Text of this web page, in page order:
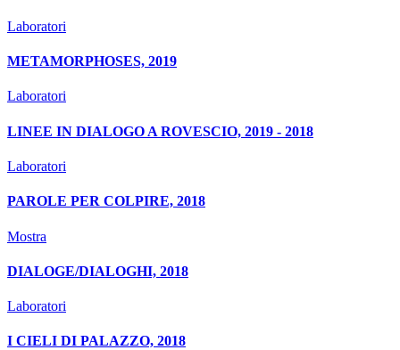
Laboratori
METAMORPHOSES, 2019
Laboratori
LINEE IN DIALOGO A ROVESCIO, 2019 - 2018
Laboratori
PAROLE PER COLPIRE, 2018
Mostra
DIALOGE/DIALOGHI, 2018
Laboratori
I CIELI DI PALAZZO, 2018